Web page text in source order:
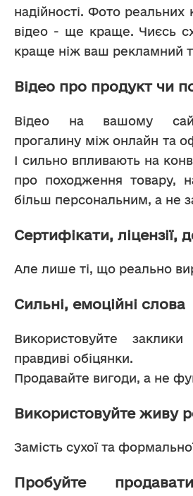
надійності. Фото реальних
відео - ще краще. Чиєсь
краще ніж ваш рекламний
Відео про продукт чи
Відео на вашому
прогалину між онлайн та
І сильно впливають на
про походження товару,
більш персональним, а не
Сертифікати, ліцензії,
Але лише ті, що реально
Сильні, емоційні слова
Використовуйте
правдиві обіцянки.
Продавайте вигоди, а не
Використовуйте живу
Замість сухої та
Пробуйте